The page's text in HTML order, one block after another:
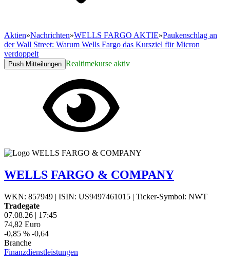
Aktien»Nachrichten»WELLS FARGO AKTIE»Paukenschlag an
der Wall Street: Warum Wells Fargo das Kursziel für Micron
verdoppelt
Push Mitteilungen Realtimekurse aktiv
WELLS FARGO & COMPANY
WKN: 857949 | ISIN: US9497461015 | Ticker-Symbol: NWT
Tradegate
07.08.26 | 17:45
74,82 Euro
-0,85 % -0,64
Branche
Finanzdienstleistungen